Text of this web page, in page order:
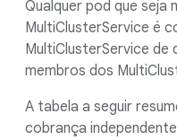
Qualquer pod que seja
MultiClusterService é
MultiClusterService
membros dos
A tabela a seguir
cobrança